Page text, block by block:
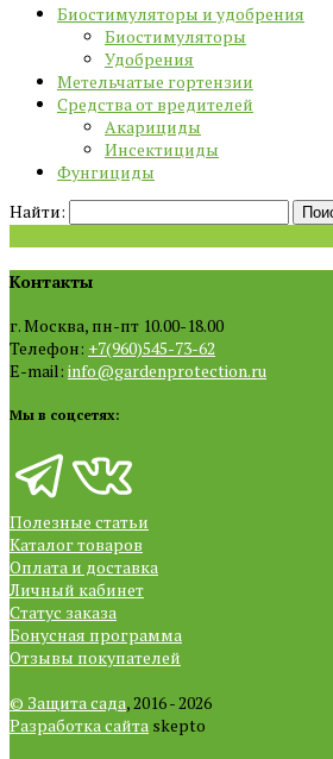
Биостимуляторы и удобрения
Биостимуляторы
Удобрения
Метельчатые гортензии
Средства от вредителей
Акарициды
Инсектициды
Фунгициды
Найти:
Контакты
г. Москва, пн-пт 10.00-18.00
Телефон: +7(960)545-73-62
E-mail: info@gardenprotection.ru
Мы в соцсетях:
Полезные статьи
Каталог товаров
Оплата и доставка
Личный кабинет
Статус заказа
Бонусная программа
Отзывы покупателей
© Защита сада, 2016 - 2026
Разработка сайта skepto